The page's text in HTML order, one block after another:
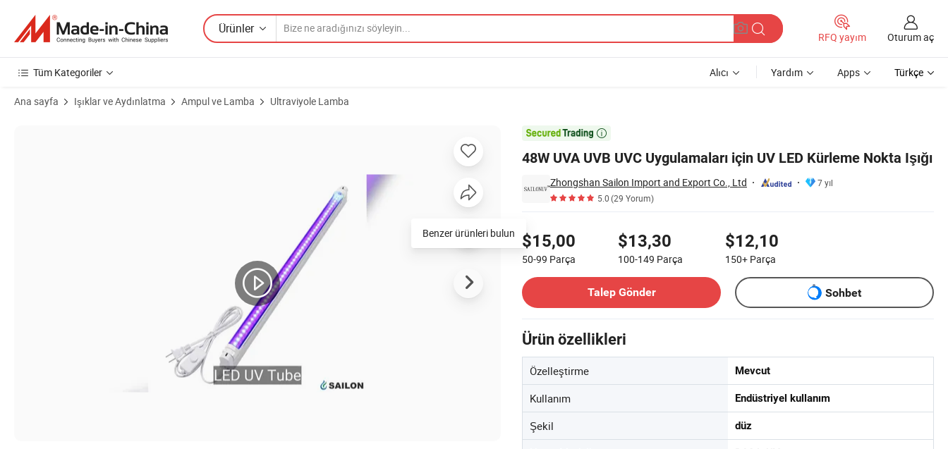
Ürünler
RFQ yayım Oturum aç
Tüm Kategoriler Alıcı Yardım Apps Türkçe
Ana sayfa Işıklar ve Aydınlatma Ampul ve Lamba Ultraviyole Lamba

48W UVA UVB UVC Uygulamaları için UV LED Kürleme Nokta Işığı
Zhongshan Sailon Import and Export Co., Ltd
7 yıl
5.0(29 Yorum)
$15,00
50-99 Parça
$13,30
100-149 Parça
$12,10
150+ Parça
Talep Gönder
Sohbet
Ürün özellikleri
Özelleştirme Mevcut
Kullanım Endüstriyel kullanım
Şekil düz
Benzer ürünleri bulun